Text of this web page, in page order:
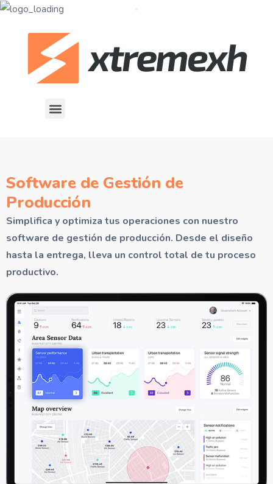
Software de Gestión de
Producción
Simplifica y optimiza tus operaciones con nuestro
software de gestión de producción. Desde el diseño
hasta la entrega, lleva un control total de tu proceso
productivo.